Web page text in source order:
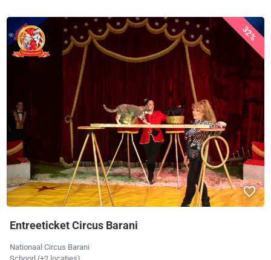
32%
Entreeticket Circus Barani
Nationaal Circus Barani